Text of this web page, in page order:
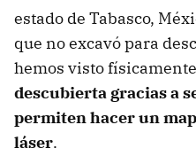
estado de Tabasco,
que no excavó para
hemos visto
descubierta gracias a
permiten hacer un
láser.